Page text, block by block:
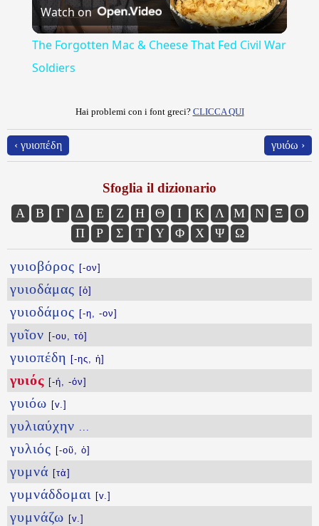
Video
Watch on
The Forgotten Mac & Cheese That Fed Civil War
Soldiers
Hai problemi con i font greci? CLICCA QUI
‹ γυιοπέδη γυιόω ›
Sfoglia il dizionario
Α Β Γ Δ Ε Ζ Η Θ Ι Κ Λ Μ Ν Ξ
Ο
Π
Ρ Σ Τ Υ Φ Χ Ψ Ω
γυιοβόρος [-ον]
γυιοδάμας [ὁ]
γυιοδάμος [-η, -ον]
γυῖον [-ου, τό]
γυιοπέδη [-ης, ἡ]
γυιός [-ή, -όν]
γυιόω [v.]
γυλιαύχην ...
γυλιός [-οῦ, ὁ]
γυμνά [τὰ]
γυμνάδδομαι [v.]
γυμνάζω [v.]